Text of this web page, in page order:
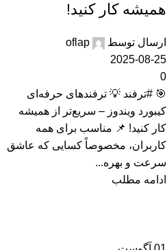
همیشه کار کنید!
ارسال توسط
oflap
2025-08-25
0
🎯 #ترفند 💡 ترفندهای حرفه‌ای
کیبورد ویندوز – سریع‌تر از همیشه
کار کنید! 📌 مناسب برای همه
کاربران، مخصوصاً کسایی که عاشق
سرعت و بهره‌...
ادامه مطلب